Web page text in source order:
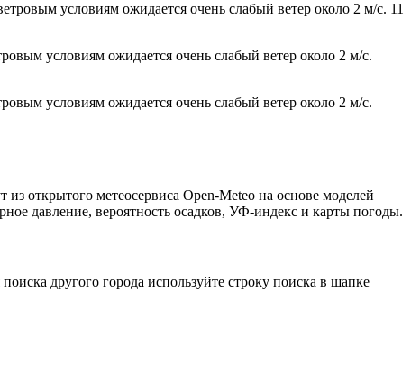
условиям ожидается очень слабый ветер около 2 м/с. 11
условиям ожидается очень слабый ветер около 2 м/с.
условиям ожидается очень слабый ветер около 2 м/с.
открытого метеосервиса Open-Meteo на основе моделей
давление, вероятность осадков, УФ-индекс и карты погоды.
другого города используйте строку поиска в шапке